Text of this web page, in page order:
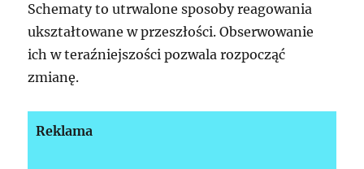
Schematy to utrwalone sposoby reagowania
ukształtowane w przeszłości. Obserwowanie
ich w teraźniejszości pozwala rozpocząć
zmianę.
Reklama